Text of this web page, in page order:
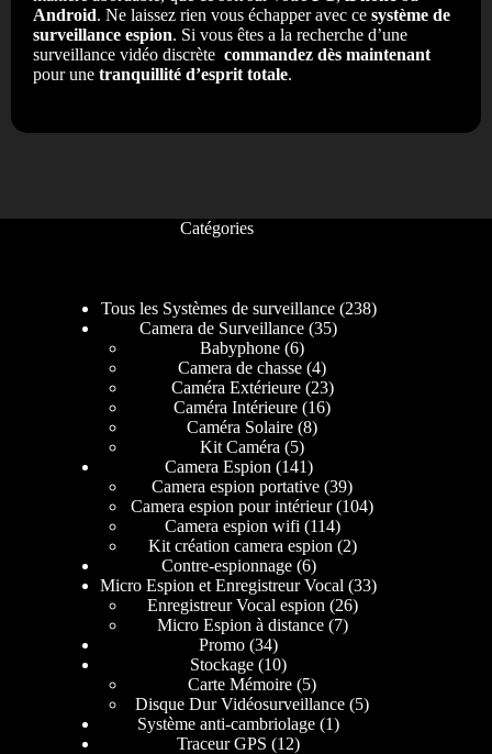
Android. Ne laissez rien vous échapper avec ce système de
surveillance espion. Si vous êtes a la recherche d’une
surveillance vidéo discrète commandez dès maintenant
pour une tranquillité d’esprit totale.
Catégories
Tous les Systèmes de surveillance 238
Camera de Surveillance 35
Babyphone 6
Camera de chasse 4
Caméra Extérieure 23
Caméra Intérieure 16
Caméra Solaire 8
Kit Caméra
5
Camera Espion 141
Camera espion portative 39
Camera espion pour intérieur 104
Camera espion wifi 114
Kit création camera espion 2
Contre-espionnage 6
Micro Espion et Enregistreur Vocal 33
Enregistreur Vocal espion 26
Micro Espion à distance 7
Promo 34
Stockage 10
Carte Mémoire 5
Disque Dur Vidéosurveillance 5
Système anti-cambriolage 1
Traceur GPS
12